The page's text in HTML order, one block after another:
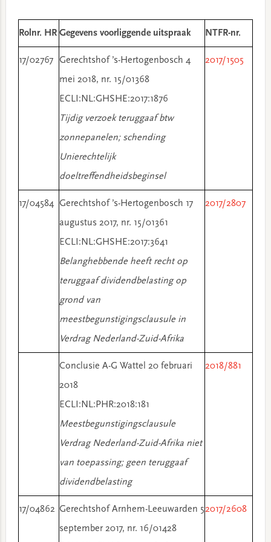
Rolnr. HR Gegevens voorliggende uitspraak NTFR-nr.
17/02767
Gerechtshof ’s-Hertogenbosch 4
mei 2018, nr. 15/01368
ECLI:NL:GHSHE:2017:1876
Tijdig verzoek teruggaaf btw
zonnepanelen; schending
Unierechtelijk
doeltreffendheidsbeginsel
2017/1505
17/04584 Gerechtshof ’s-Hertogenbosch 17
augustus 2017, nr. 15/01361
ECLI:NL:GHSHE:2017:3641
Belanghebbende heeft recht op
teruggaaf dividendbelasting op
grond van
meestbegunstigingsclausule in
Verdrag Nederland-Zuid-Afrika
2017/2807
Conclusie A-G Wattel 20 februari
2018
ECLI:NL:PHR:2018:181
Meestbegunstigingsclausule
Verdrag Nederland-Zuid-Afrika niet
van toepassing; geen teruggaaf
dividendbelasting
2018/881
17/04862 Gerechtshof Arnhem-Leeuwarden 5
september 2017, nr. 16/01428
2017/2608